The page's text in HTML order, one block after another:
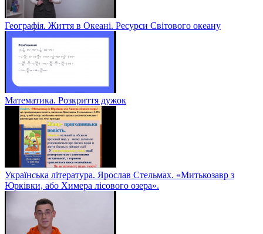
Географія. Життя в Океані. Ресурси Світового океану
Математика. Розкриття дужок
Українська література. Ярослав Стельмах. «Митькозавр з
Юрківки, або Химера лісового озера».